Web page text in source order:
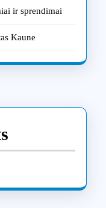
ir sprendimai
Kaune